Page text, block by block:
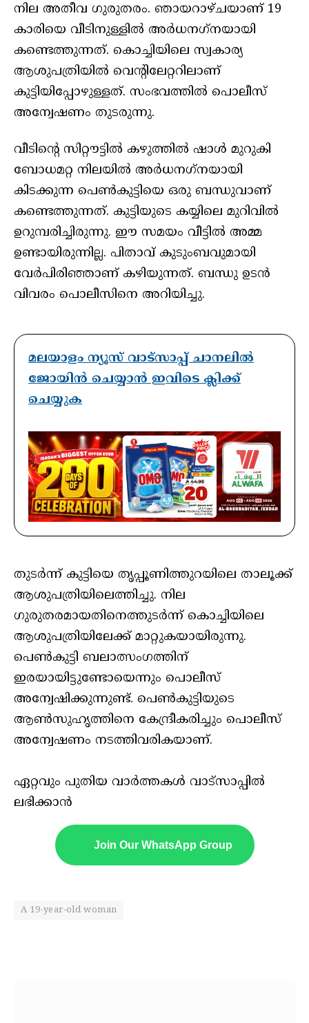
നില അതീവ ഗുരുതരം. ഞായറാഴ്ചയാണ് 19
കാരിയെ വീടിനുള്ളില്‍ അര്‍ധനഗ്‌നയായി
കണ്ടെത്തുന്നത്. കൊച്ചിയിലെ സ്വകാര്യ
ആശുപത്രിയില്‍ വെന്റിലേറ്ററിലാണ്
കുട്ടിയിപ്പോഴുള്ളത്. സംഭവത്തില്‍ പൊലീസ്
അന്വേഷണം തുടരുന്നു.
വീടിന്റെ സിറ്റൗട്ടില്‍ കഴുത്തില്‍ ഷാള്‍ മുറുകി
ബോധമറ്റ നിലയില്‍ അര്‍ധനഗ്‌നയായി
കിടക്കുന്ന പെണ്‍കുട്ടിയെ ഒരു ബന്ധുവാണ്
കണ്ടെത്തുന്നത്. കുട്ടിയുടെ കയ്യിലെ മുറിവില്‍
ഉറുമ്പരിച്ചിരുന്നു. ഈ സമയം വീട്ടില്‍ അമ്മ
ഉണ്ടായിരുന്നില്ല. പിതാവ് കുടുംബവുമായി
വേര്‍പിരിഞ്ഞാണ് കഴിയുന്നത്. ബന്ധു ഉടന്‍
വിവരം പൊലീസിനെ അറിയിച്ചു.
മലയാളം ന്യൂസ് വാട്സാപ്പ് ചാനലിൽ
ജോയിൻ ചെയ്യാൻ ഇവിടെ ക്ലിക്ക്
ചെയ്യുക
തുടര്‍ന്ന് കുട്ടിയെ തൃപ്പൂണിത്തുറയിലെ താലൂക്ക്
ആശുപത്രിയിലെത്തിച്ചു. നില
ഗുരുതരമായതിനെത്തുടര്‍ന്ന് കൊച്ചിയിലെ
ആശുപത്രിയിലേക്ക് മാറ്റുകയായിരുന്നു.
പെണ്‍കുട്ടി ബലാത്സംഗത്തിന്
ഇരയായിട്ടുണ്ടോയെന്നും പൊലീസ്
അന്വേഷിക്കുന്നുണ്ട്. പെണ്‍കുട്ടിയുടെ
ആണ്‍സുഹൃത്തിനെ കേന്ദ്രീകരിച്ചും പൊലീസ്
അന്വേഷണം നടത്തിവരികയാണ്.
ഏറ്റവും പുതിയ വാർത്തകൾ വാട്സാപ്പിൽ
ലഭിക്കാൻ
Join Our WhatsApp Group
A 19-year-old woman